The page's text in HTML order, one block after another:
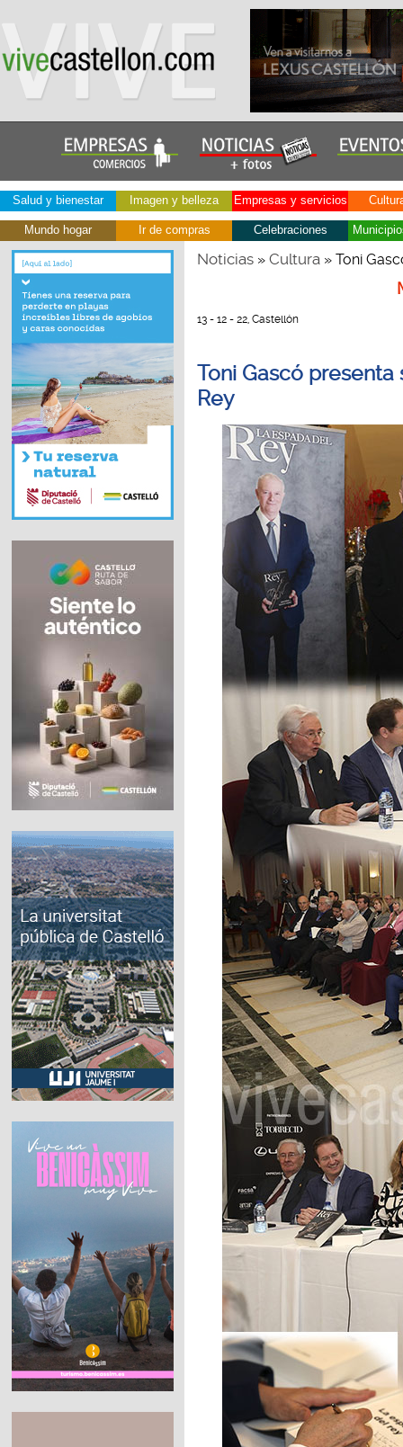
Salud y bienestar Imagen y belleza Empresas y servicios
Mundo hogar Ir de compras Celebraciones
Noticias» Cultura» Toni
13 - 12 - 22, Castellón
Toni Gascó
Rey